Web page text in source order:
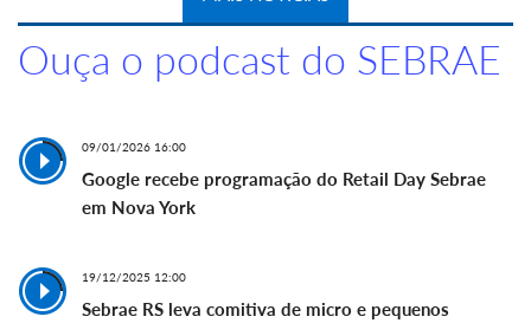
Ouça o podcast do SEBRAE
09/01/2026 16:00
Google recebe programação do Retail Day Sebrae
em Nova York
19/12/2025 12:00
Sebrae RS leva comitiva de micro e pequenos